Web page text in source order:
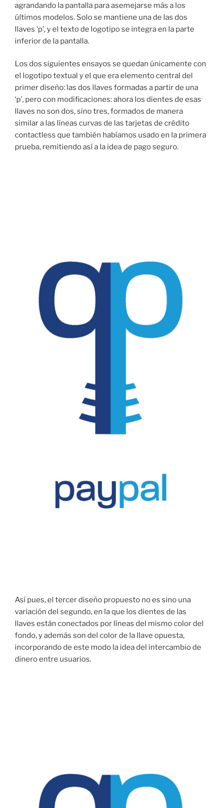
agrandando la pantalla para asemejarse más a los
últimos modelos. Solo se mantiene una de las dos
llaves ‘p’, y el texto de logotipo se integra en la parte
inferior de la pantalla.
Los dos siguientes ensayos se quedan únicamente con
el logotipo textual y el que era elemento central del
primer diseño: las dos llaves formadas a partir de una
‘p’, pero con modificaciones: ahora los dientes de esas
llaves no son dos, sino tres, formados de manera
similar a las líneas curvas de las tarjetas de crédito
contactless que también habíamos usado en la primera
prueba, remitiendo así a la idea de pago seguro.
Así pues, el tercer diseño propuesto no es sino una
variación del segundo, en la que los dientes de las
llaves están conectados por líneas del mismo color del
fondo, y además son del color de la llave opuesta,
incorporando de este modo la idea del intercambio de
dinero entre usuarios.